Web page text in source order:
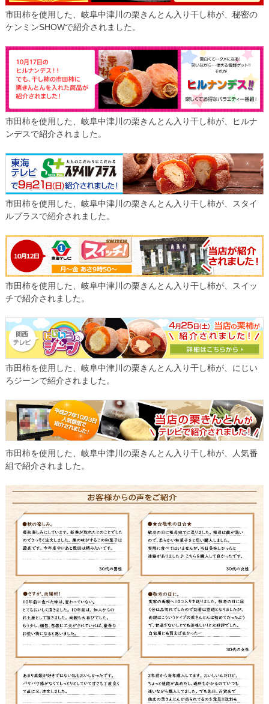
市田柿を使用した、岐阜中津川の栗きんとん入り干し柿が、秘密の
ケンミンSHOWで紹介されました。
市田柿を使用した、岐阜中津川の栗きんとん入り干し柿が、ヒルナ
ンデスで紹介されました。
市田柿を使用した、岐阜中津川の栗きんとん入り干し柿が、スタイ
ルプラスで紹介されました。
市田柿を使用した、岐阜中津川の栗きんとん入り干し柿が、スイッ
チで紹介されました。
市田柿を使用した、岐阜中津川の栗きんとん入り干し柿が、にじい
ろジーンで紹介されました。
市田柿を使用した、岐阜中津川の栗きんとん入り干し柿が、人気番
組で紹介されました。